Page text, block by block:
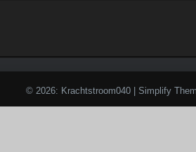
© 2026: Krachtstroom040 | Simplify